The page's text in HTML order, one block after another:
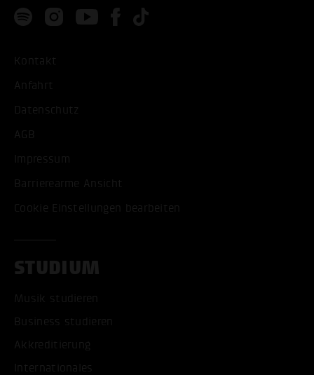
Kontakt
Anfahrt
Datenschutz
AGB
Impressum
Barrierearme Ansicht
Cookie Einstellungen bearbeiten
STUDIUM
Musik studieren
Business studieren
Akkreditierung
Internationales